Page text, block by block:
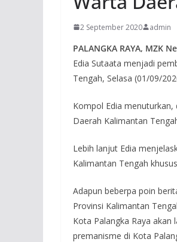
2 September 2020 admin
PALANGKA RAYA, MZK
Edia Sutaata menjadi
Tengah, Selasa (01/09/
Kompol Edia
Daerah Kalimantan
Lebih lanjut Edia
Kalimantan Tengah
Adapun beberpa poin
Provinsi Kalimantan
Kota Palangka Raya
premanisme di Kota